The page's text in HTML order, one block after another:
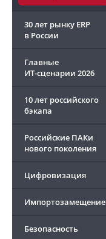
30 лет рынку ERP
в России
Главные
ИТ-сценарии 2026
10 лет российского
бэкапа
Российские ПАКи
нового поколения
Цифровизация
Импортозамещение
Безопасность